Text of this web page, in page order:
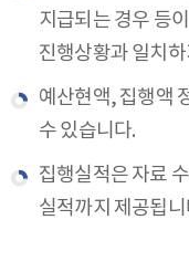
지급되는 경우 등
진행상황과 일치
예산현액, 집행액
수 있습니다.
집행실적은 자료
실적까지 제공됩니